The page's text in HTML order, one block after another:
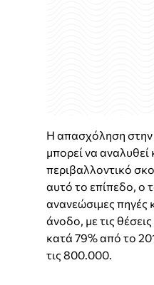
Η απασχόληση στην
μπορεί να αναλυθεί
περιβαλλοντικό
αυτό το επίπεδο, ο
ανανεώσιμες πηγές
άνοδο, με τις
κατά 79% από το
τις 800.000.